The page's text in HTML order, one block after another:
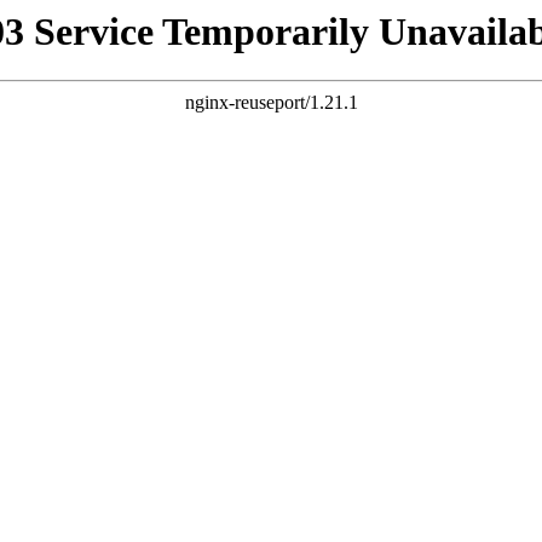
Service Temporarily
nginx-reuseport/1.21.1